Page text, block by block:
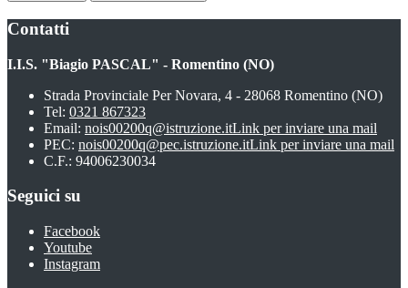
Contatti
I.I.S. "Biagio PASCAL" - Romentino (NO)
Strada Provinciale Per Novara, 4 - 28068 Romentino (NO)
Tel: 0321 867323
Email: nois00200q@istruzione.itLink per inviare una mail
PEC: nois00200q@pec.istruzione.itLink per inviare una mail
C.F.: 94006230034
Seguici su
Facebook
Youtube
Instagram